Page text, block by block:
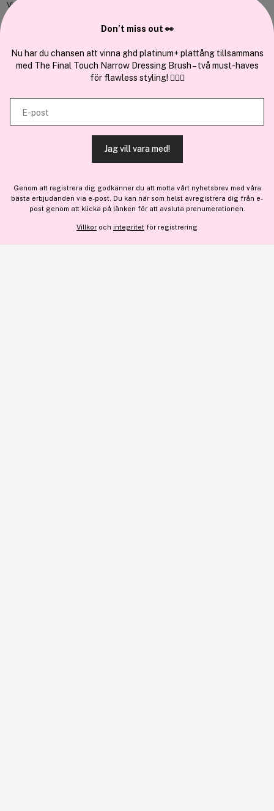
Vi använder enhetsidentifierare för att anpassa innehållet och
och annan information från din enhet till de sociala medier och annons-
och analysföretag som vi samarbetar med. Dessa kan i sin tur
kombinera informationen med annan information som du har
tillhandahållit eller som de har samlat in när du har använt deras
tjänster.
TILLÅT ALLA COOKIES
VISA DETALJER
Cocopanda.se
Om oss
Brandsdal Group AS
För personlig vägledning om professionella hårprodukter, klicka
här.
Don’t miss out 👀
Nu har du chansen att vinna ghd platinum+ plattång tillsammans
med The Final Touch Narrow Dressing Brush – två must-haves
för flawless styling! 💇‍♀️✨
E-post
Jag vill vara med!
Genom att registrera dig godkänner du att motta vårt nyhetsbrev med våra
bästa erbjudanden via e-post. Du kan när som helst avregistrera dig från e-
post genom att klicka på länken för att avsluta prenumerationen.
Villkor och integritet för registrering